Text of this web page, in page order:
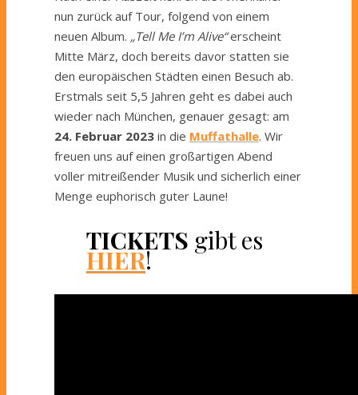
nun zurück auf Tour, folgend von einem
neuen Album. „Tell Me I’m Alive“erscheint
Mitte März, doch bereits davor statten sie
den europäischen Städten einen Besuch ab.
Erstmals seit 5,5 Jahren geht es dabei auch
wieder nach München, genauer gesagt: am
24. Februar 2023 in die Muffathalle. Wir
freuen uns auf einen großartigen Abend
voller mitreißender Musik und sicherlich einer
Menge euphorisch guter Laune!
TICKETS gibt es
HIER!